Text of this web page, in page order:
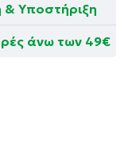
& Υποστήριξη
άνω των 49€